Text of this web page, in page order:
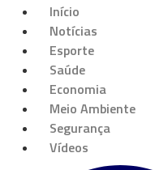
Início
Notícias
Esporte
Saúde
Economia
Meio Ambiente
Segurança
Vídeos